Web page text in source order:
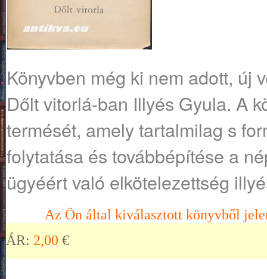
Könyvben ​még ki nem adott, új
Dőlt vitorlá-ban Illyés Gyula. A
termését, amely tartalmilag s
folytatása és továbbépítése a
ügyéért való elkötelezettség
Az Ön által kiválasztott könyvből
ÁR: 2,00 €